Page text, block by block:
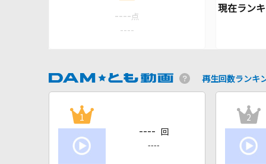
---- 点
----
再生回数ランキ
1
---- 回
----
2